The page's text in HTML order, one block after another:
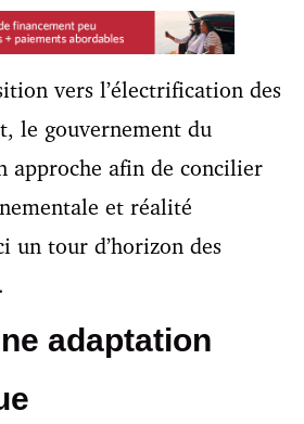
vers l’électrification des
le gouvernement du
approche afin de concilier
et réalité
un tour d’horizon des
adaptation